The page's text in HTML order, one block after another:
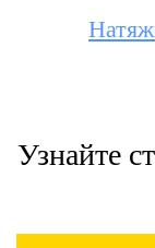
Узнайте